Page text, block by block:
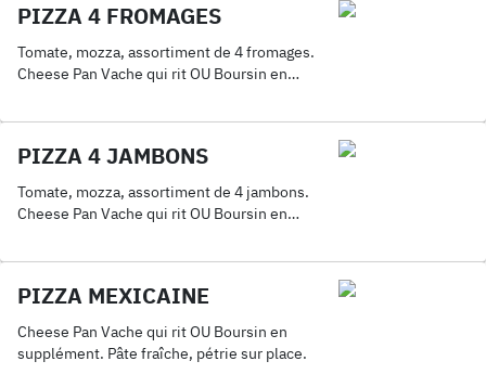
PIZZA 4 FROMAGES
Tomate, mozza, assortiment de 4 fromages.
Cheese Pan Vache qui rit OU Boursin en
PIZZA 4 JAMBONS
Tomate, mozza, assortiment de 4 jambons.
Cheese Pan Vache qui rit OU Boursin en
PIZZA MEXICAINE
Cheese Pan Vache qui rit OU Boursin en
supplément. Pâte fraîche, pétrie sur place.